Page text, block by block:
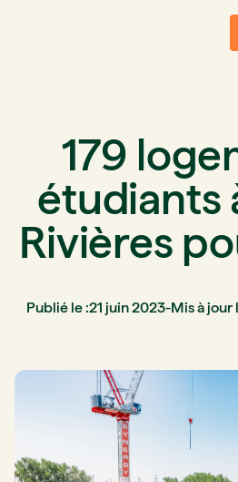
179
étudiants
Rivières
Publié le :21 juin 2023-Mis à jour